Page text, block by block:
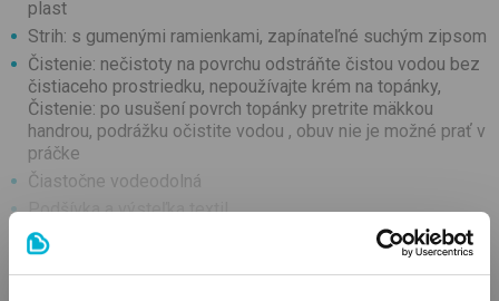
plast
Strih: s gumenými ramienkami, zapínateľné suchým zipsom
Čistenie: nečistoty na povrchu odstráňte čistou vodou bez
čistiaceho prostriedku, nepoužívajte krém na topánky,
Čistenie: po usušení povrch topánky pretrite mäkkou
handrou, podrážku očistite vodou , obuv nie je možné prať v
práčke
Čiastočne vodeodolná
Podšívka a výsteľka textil
Podrážka ostatný materiál (napr.syntetická koža, plast)